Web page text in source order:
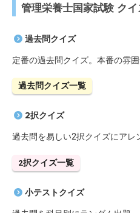
管理栄養士国家試験 ク
過去問クイズ
定番の過去問クイズ。本番の雰囲
過去問クイズ一覧
2択クイズ
過去問を易しい2択クイズにアレ
2択クイズ一覧
小テストクイズ